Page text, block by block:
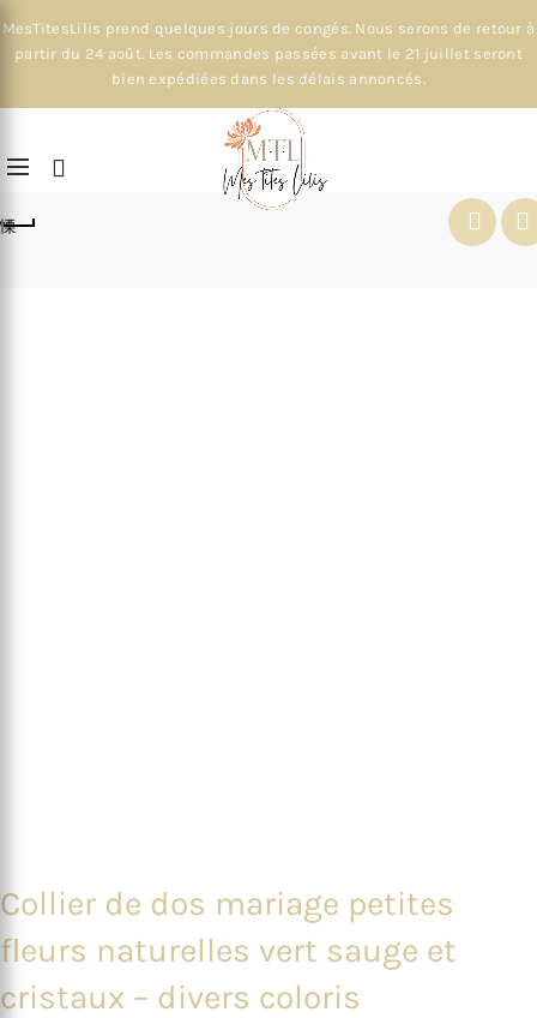
MesTitesLilis prend quelques jours de congés. Nous serons de retour à
partir du 24 août. Les commandes passées avant le 21 juillet seront
bien expédiées dans les délais annoncés.
Collier de dos mariage petites
fleurs naturelles vert sauge et
cristaux – divers coloris